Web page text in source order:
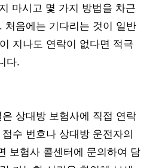
마시고 몇 가지 방법을 차근
처음에는 기다리는 것이 일반
지나도 연락이 없다면 적극
다.
상대방 보험사에 직접 연락
수 번호나 상대방 운전자의
보험사 콜센터에 문의하여 담